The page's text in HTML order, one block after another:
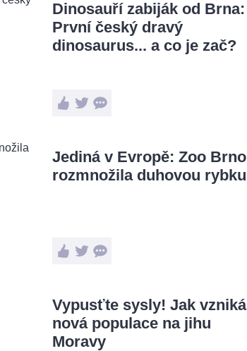
Dinosauří zabiják od Brna:
První český dravý
dinosaurus... a co je zač?
Jediná v Evropě: Zoo Brno
rozmnožila duhovou rybku
Vypusťte sysly! Jak vzniká
nová populace na jihu
Moravy